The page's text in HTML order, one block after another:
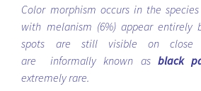
Color morphism occurs in the
with melanism (6%) appear entirely
spots are still visible on close
are informally known as black
extremely rare.